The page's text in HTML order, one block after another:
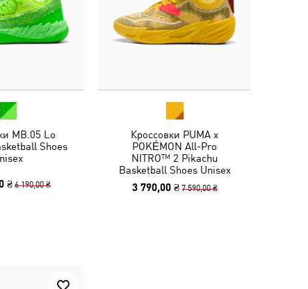
MB.05 Lo
Shoes
₴ 6 190,00 ₴
Кроссовки PUMA x
POKÉMON All-Pro
NITRO™ 2 Pikachu
Basketball Shoes Unisex
3 790,00 ₴ 7 590,00 ₴